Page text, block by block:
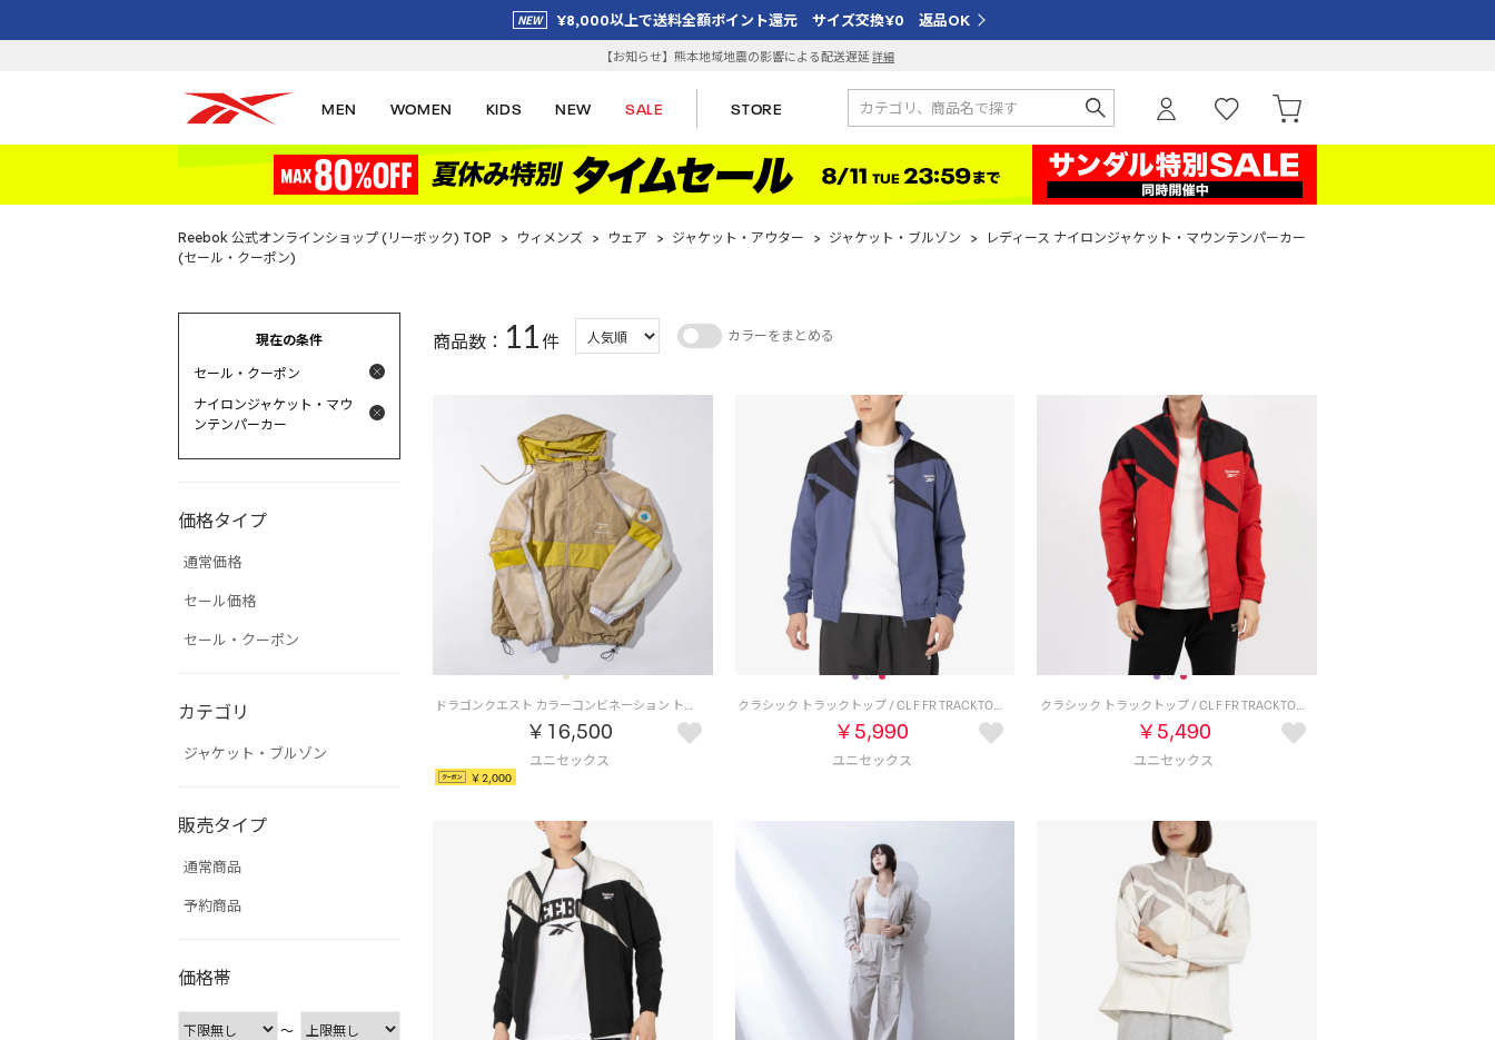
¥8,000以上で送料全額ポイント還元 サイズ交換¥0 返品OK
【お知らせ】熊本地域地震の影響による配送遅延詳細
MEN WOMEN KIDS NEW SALE STORE
Reebok 公式オンラインショップ (リーボック) TOP > ウィメンズ > ウェア > ジャケット・アウター > ジャケット・ブルゾン >
レディース ナイロンジャケット・マウンテンパーカー
(セール・クーポン)
現在の条件
セール・クーポン
ナイロンジャケット・マウ
ンテンパーカー
価格タイプ
通常価格
セール価格
セール・クーポン
カテゴリ
ジャケット・ブルゾン
販売タイプ
通常商品
予約商品
価格帯
〜
商品数： 11件 カラーをまとめる
ドラゴンクエスト カラーコンビネーション トラックジャケット / DRAGON QUEST Color Combination Track Jacket （ベージュ）
￥16,500
￥2,000
クラシック トラックトップ / CL F FR TRACKTOP （パープル/ブラック）
￥5,990
クラシック トラックトップ / CL F FR TRACKTOP （ベクターレッド）
￥5,490